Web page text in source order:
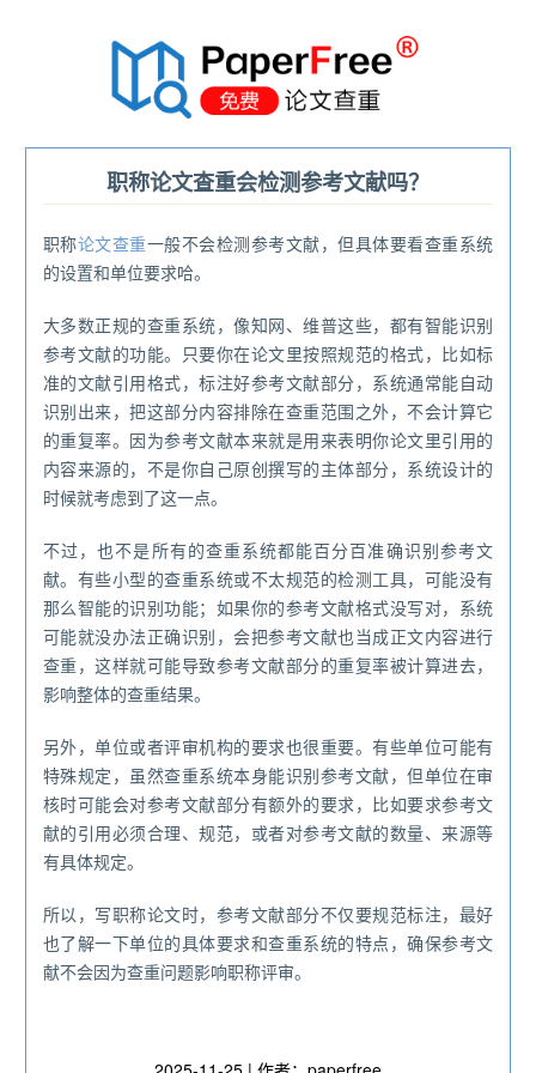
职称论文查重会检测参考文献吗？
职称论文查重一般不会检测参考文献，但具体要看查重系统
的设置和单位要求哈。
大多数正规的查重系统，像知网、维普这些，都有智能识别
参考文献的功能。只要你在论文里按照规范的格式，比如标
准的文献引用格式，标注好参考文献部分，系统通常能自动
识别出来，把这部分内容排除在查重范围之外，不会计算它
的重复率。因为参考文献本来就是用来表明你论文里引用的
内容来源的，不是你自己原创撰写的主体部分，系统设计的
时候就考虑到了这一点。
不过，也不是所有的查重系统都能百分百准确识别参考文
献。有些小型的查重系统或不太规范的检测工具，可能没有
那么智能的识别功能；如果你的参考文献格式没写对，系统
可能就没办法正确识别，会把参考文献也当成正文内容进行
查重，这样就可能导致参考文献部分的重复率被计算进去，
影响整体的查重结果。
另外，单位或者评审机构的要求也很重要。有些单位可能有
特殊规定，虽然查重系统本身能识别参考文献，但单位在审
核时可能会对参考文献部分有额外的要求，比如要求参考文
献的引用必须合理、规范，或者对参考文献的数量、来源等
有具体规定。
所以，写职称论文时，参考文献部分不仅要规范标注，最好
也了解一下单位的具体要求和查重系统的特点，确保参考文
献不会因为查重问题影响职称评审。